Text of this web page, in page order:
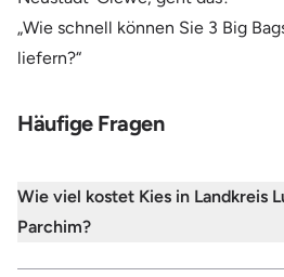
„Wie schnell können Sie 3 Big
liefern?“
Häufige Fragen
Wie viel kostet Kies in Landkreis
Parchim?